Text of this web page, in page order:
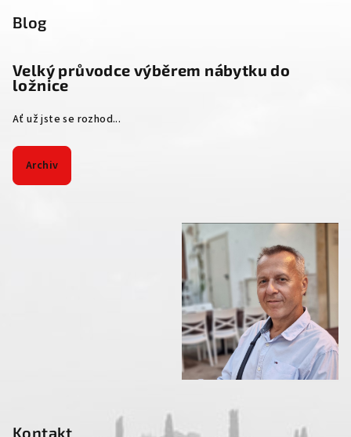
Blog
Velký průvodce výběrem nábytku do
ložnice
Ať už jste se rozhod...
Archiv
Kontakt